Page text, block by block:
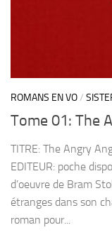
ROMANS EN VO/
Tome 01: The
TITRE: The Angry
EDITEUR: poche
d’oeuvre de Bram
étranges dans son
roman pour...